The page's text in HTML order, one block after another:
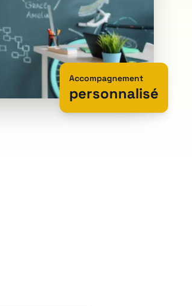
Accompagnement
personnalisé